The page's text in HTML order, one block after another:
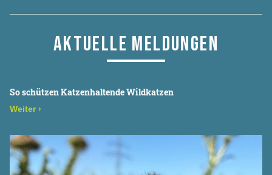
AKTUELLE MELDUNGEN
So schützen Katzenhaltende Wildkatzen
Weiter ›